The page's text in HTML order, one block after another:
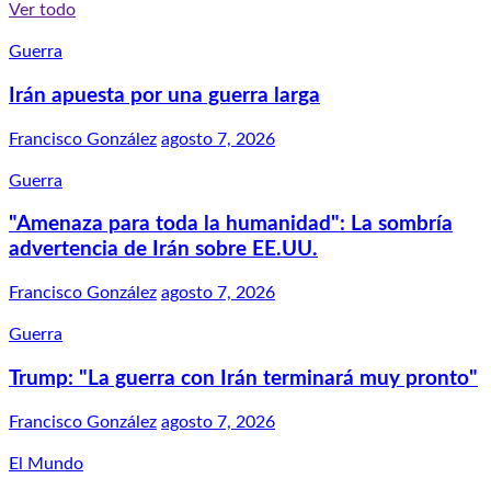
Ver todo
Guerra
Irán apuesta por una guerra larga
Francisco González agosto 7, 2026
Guerra
"Amenaza para toda la humanidad": La sombría
advertencia de Irán sobre EE.UU.
Francisco González agosto 7, 2026
Guerra
Trump: "La guerra con Irán terminará muy pronto"
Francisco González agosto 7, 2026
El Mundo